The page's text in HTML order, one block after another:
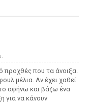
προχθές που τα άνοιξα.
μέλια. Αν έχει χαθεί
αφήνω και βάζω ένα
για να κάνουν